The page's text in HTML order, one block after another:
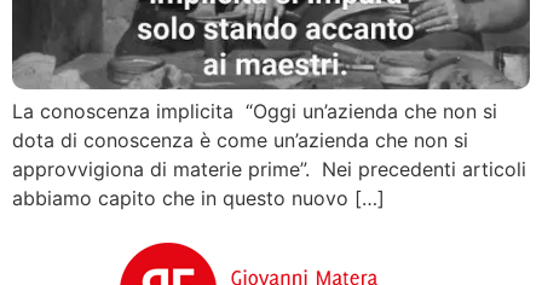
La conoscenza implicita “Oggi un’azienda che non si
dota di conoscenza è come un’azienda che non si
approvvigiona di materie prime”. Nei precedenti articoli
abbiamo capito che in questo nuovo […]